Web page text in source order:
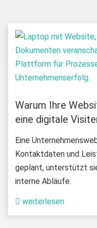
Warum Ihre
eine digitale
Eine
Kontaktdaten und
geplant, unterstützt
interne Abläufe.
weiterlesen